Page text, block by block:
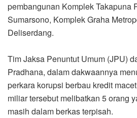
pembangunan Komplek Takapuna
Sumarsono, Komplek Graha
Deliserdang.
Tim Jaksa Penuntut Umum (JPU)
Pradhana, dalam dakwaannya
perkara korupsi berbau kredit
miliar tersebut melibatkan 5 orang
masih dalam berkas terpisah.